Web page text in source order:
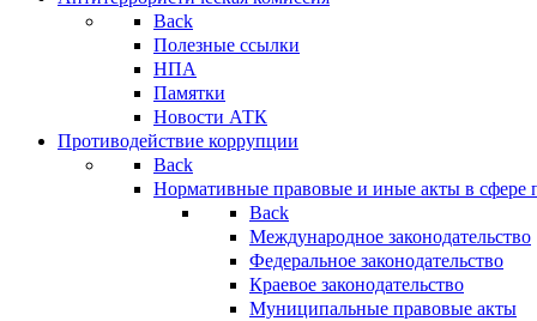
Back
Полезные ссылки
НПА
Памятки
Новости АТК
Противодействие коррупции
Back
Нормативные правовые и иные акты в сфере
Back
Международное законодательство
Федеральное законодательство
Краевое законодательство
Муниципальные правовые акты